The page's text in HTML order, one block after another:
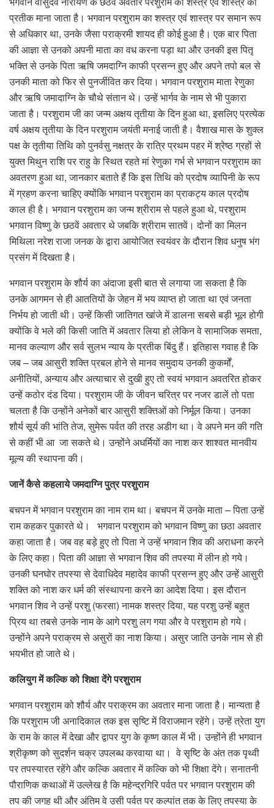
प्रतीक माना जाता है। भगवान परशुराम का शस्त्र एवं शास्त्र पर समान रूप
से अधिकार था, उनके जैसा पराक्रमी शायद ही कोई हुआ है। एक बार पिता
की आज्ञा से उनको अपनी माता का वध करना पड़ा था और उनकी इस पितृ
भक्ति से उनके पिता ऋषि जमदाग्नि काफी प्रसन्न हुए और अपने तपो बल से
उनकी माता को फिर से पुनर्जीवित कर दिया। भगवान परशुराम माता रेणुका
और ऋषि जमादाग्नि के चौथे संतान थे। उन्हें भार्गव के नाम से भी पुकारा
जाता है। परशुराम जी का जन्म अक्षय तृतीया के दिन हुआ था, इसलिए प्रत्येक
वर्ष अक्षय तृतीया के दिन परशुराम जयंती मनाई जाती है। वैशाख मास के शुक्ल
पक्ष के तृतीया तिथि को पुनर्वसु नक्षत्र के रात्रि प्रथम पहर में श्रेष्ठ ग्रहों से
युक्त मिथुन राशि पर राहु के स्थित रहते मां रेणुका गर्भ से भगवान परशुराम का
अवतरण हुआ था, जानकार बताते हैं कि इस तिथि को प्रदोष व्यापिनी के रूप
में ग्रहण करना चाहिए क्योंकि भगवान परशुराम का प्राकट्य काल प्रदोष
काल ही है। भगवान परशुराम का जन्म श्रीराम से पहले हुआ थे, परशुराम
भगवान विष्णु के छठवें अवतार थे जबकि श्रीराम सातवें। दोनों का मिलन
मिथिला नरेश राजा जनक के द्वारा आयोजित स्वयंवर के दौरान शिव धनुष भंग
प्रसंग में दिखता है।
भगवान परशुराम के शौर्य का अंदाजा इसी बात से लगाया जा सकता है कि
उनके आगमन से ही आततियों के जेहन में भय व्याप्त हो जाता था एवं जनता
निर्भय हो जाती थी। उन्हें किसी जातिगत खांजे में डालना सबसे बड़ी भूल होगी
क्योंकि वे भले की किसी जाति में अवतार लिया हो लेकिन वे सामाजिक समता,
मानव कल्याण और सर्व सुलभ न्याय के प्रतीक बिंदु हैं। इतिहास गवाह है कि
जब – जब आसुरी शक्ति प्रबल होने से मानव समुदाय उनकी कुकर्मों,
अनीतियों, अन्याय और अत्याचार से दुखी हुए तो स्वयं भगवान अवतरित होकर
उन्हें कठोर दंड दिया। परशुराम जी के जीवन चरित्र पर नजर डालें तो पता
चलता है कि उन्होंने अनेकों बार आसुरी शक्तिओं को निर्मूल किया। उनका
शौर्य सूर्य की भांति तेज, सुमेरू पर्वत की तरह अडीग था। वे अपने मन की गति
से कहीं भी आ जा सकते थे। उन्होंने अधर्मियों का नाश कर शाश्वत मानवीय
मूल्य की स्थापना की।
जानें कैसे कहलाये जमदाग्नि पुत्र परशुराम
बचपन में भगवान परशुराम का नाम राम था। बचपन में उनके माता – पिता उन्हें
राम कहकर पुकारते थे। भगवान परशुराम को भगवान विष्णु का छठा अवतार
कहा जाता है। जब वह बड़े हुए तो पिता ने उन्हें भगवान शिव की अराधना करने
के लिए कहा। पिता की आज्ञा से भगवान शिव की तपस्या में लीन हो गये।
उनकी घनघोर तपस्या से देवाधिदेव महादेव काफी प्रसन्न हुए और उन्हें आसुरी
शक्ति को नाश कर धर्म की संस्थापना करने का आदेश दिया। इस दौरान
भगवान शिव ने उन्हें परशु (फरसा) नामक शस्त्र दिया, यह परशु उन्हें बहुत
प्रिय था तबसे उनके नाम के आगे परशु लग गया और वे परशुराम हो गये।
उन्होंने अपने पराक्रम से असुरों का नाश किया। असुर जाति उनके नाम से ही
भयभीत हो जाते थे।
कलियुग में कल्कि को शिक्षा देंगे परशुराम
भगवान परशुराम को शौर्य और पराक्रम का अवतार माना जाता है। मान्यता है
कि परशुराम जी अनादिकाल तक इस सृष्टि में विराजमान रहेंगे। उन्हें त्रेता युग
के राम के काल में देखा और द्वापर युग के कृष्ण काल में भी। उन्होंने ही भगवान
श्रीकृष्ण को सुदर्शन चक्र उपलब्ध करवाया था। वे सृष्टि के अंत तक पृथ्वी
पर तपस्यारत रहेंगे और कल्कि अवतार में कल्कि को भी शिक्षा देंगे। सनातनी
पौराणिक कथाओं में उल्लेख है कि महेन्द्रगिरि पर्वत पर भगवान परशुराम की
तप की जगह थी और अंतिम वे उसी पर्वत पर कल्पांत तक के लिए तपस्या के